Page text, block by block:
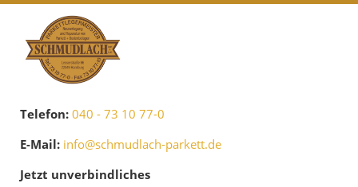
Telefon: 040 - 73 10 77-0
E-Mail: info@schmudlach-parkett.de
Jetzt unverbindliches